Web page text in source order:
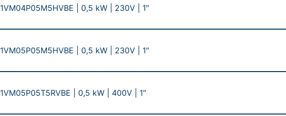
1VM04P05M5HVBE | 0,5 kW | 230V | 1″
1VM05P05M5HVBE | 0,5 kW | 230V | 1″
1VM05P05T5RVBE | 0,5 kW | 400V | 1″